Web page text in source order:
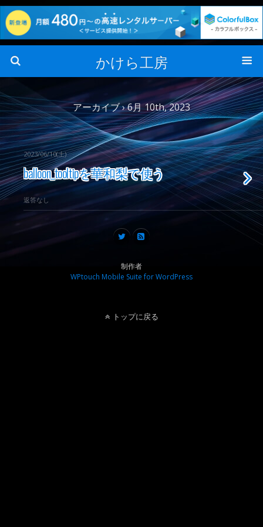
かけら工房
アーカイブ › 6月 10th, 2023
2023/06/10(土)
balloon_tooltipを華和梨で使う
返答なし
制作者
WPtouch Mobile Suite for WordPress
トップに戻る